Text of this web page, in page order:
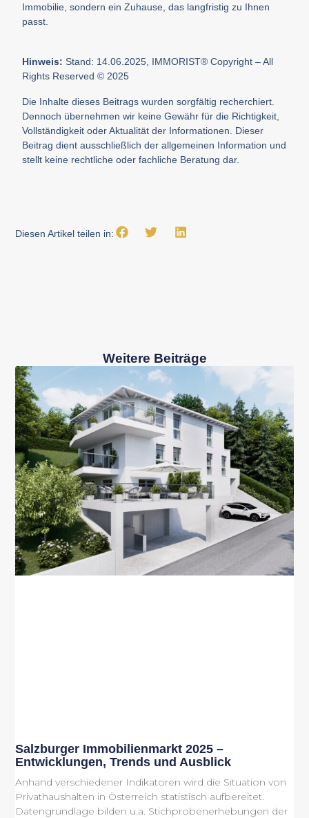
Immobilie, sondern ein Zuhause, das langfristig zu Ihnen
passt.
Hinweis: Stand: 14.06.2025, IMMORIST® Copyright – All
Rights Reserved © 2025
Die Inhalte dieses Beitrags wurden sorgfältig recherchiert.
Dennoch übernehmen wir keine Gewähr für die Richtigkeit,
Vollständigkeit oder Aktualität der Informationen. Dieser
Beitrag dient ausschließlich der allgemeinen Information und
stellt keine rechtliche oder fachliche Beratung dar.
Diesen Artikel teilen in:
Weitere Beiträge
Salzburger Immobilienmarkt 2025 –
Entwicklungen, Trends und Ausblick
Anhand verschiedener Indikatoren wird die Situation von
Privathaushalten in Österreich statistisch aufbereitet.
Datengrundlage bilden u.a. Stichprobenerhebungen der